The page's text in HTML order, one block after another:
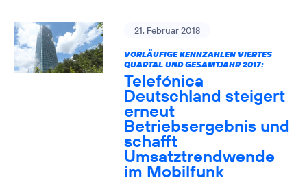
21. Februar 2018
VORLÄUFIGE KENNZAHLEN VIERTES
QUARTAL UND GESAMTJAHR 2017:
Telefónica
Deutschland steigert
erneut
Betriebsergebnis und
schafft
Umsatztrendwende
im Mobilfunk